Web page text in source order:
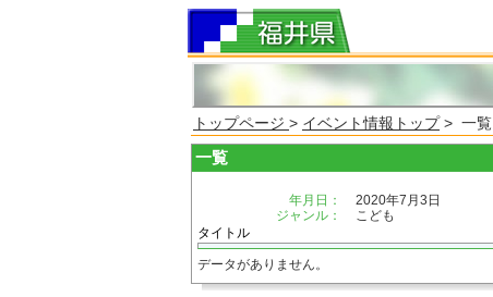
トップページ > イベント情報トップ> 一覧
一覧
年月日：
2020年7月3日
ジャンル：
こども
タイトル
データがありません。